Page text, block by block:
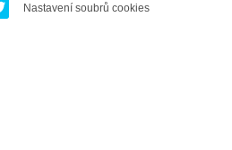
Nastavení soubrů cookies